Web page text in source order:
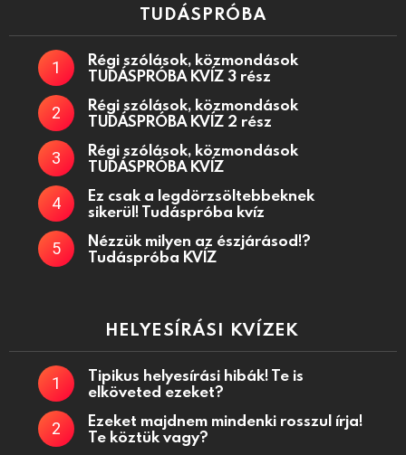
TUDÁSPRÓBA
Régi szólások, közmondások
TUDÁSPRÓBA KVÍZ 3 rész
Régi szólások, közmondások
TUDÁSPRÓBA KVÍZ 2 rész
Régi szólások, közmondások
TUDÁSPRÓBA KVÍZ
Ez csak a legdörzsöltebbeknek
sikerül! Tudáspróba kvíz
Nézzük milyen az észjárásod!?
Tudáspróba KVÍZ
HELYESÍRÁSI KVÍZEK
Tipikus helyesírási hibák! Te is
elköveted ezeket?
Ezeket majdnem mindenki rosszul írja!
Te köztük vagy?